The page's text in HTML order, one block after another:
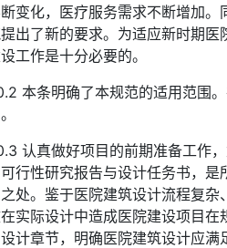
变化，医疗服务需求不断增加
出了新的要求。为适应新时期
工作是十分必要的。
本条明确了本规范的适用范围
认真做好项目的前期准备工作
行性研究报告与设计任务书，
处。鉴于医院建筑设计流程复
实际设计中造成医院建设项目
计章节，明确医院建筑设计应